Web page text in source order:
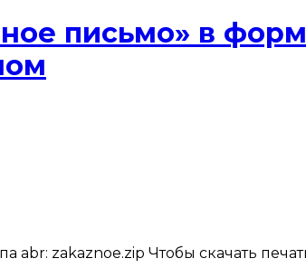
письмо» в
abr: zakaznoe.zip Чтобы скачать